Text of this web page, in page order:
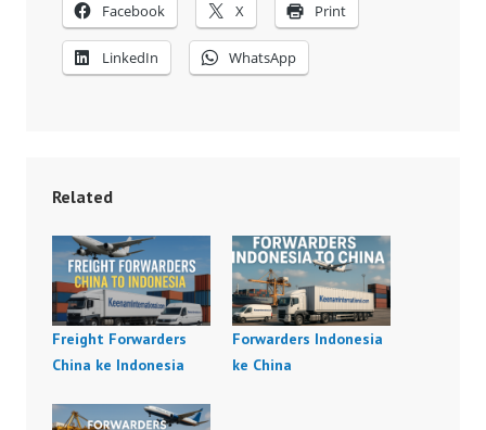
Facebook X Print
LinkedIn WhatsApp
Related
Freight Forwarders
China ke Indonesia
Forwarders Indonesia
ke China